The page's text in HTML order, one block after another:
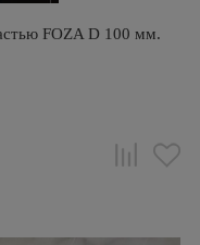
FOZA D 100 мм.